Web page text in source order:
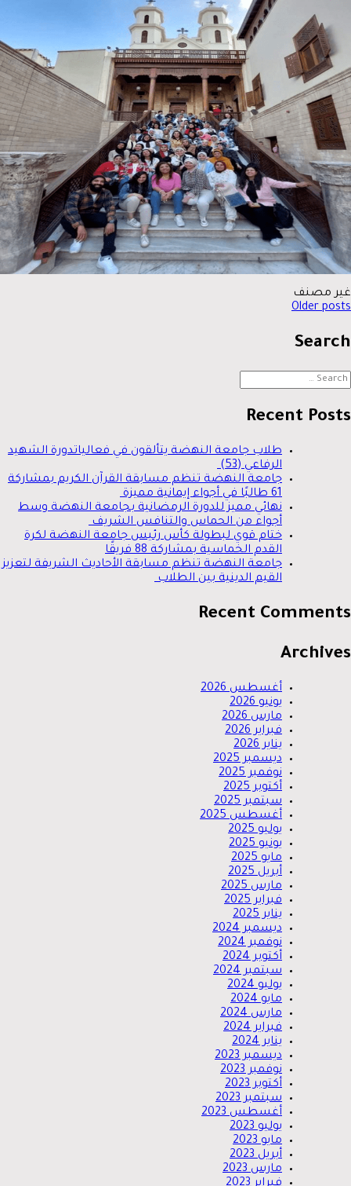
غير مصنف
News
navigation
Older posts
Search
Search
for:
Recent Posts
طلاب جامعة النهضة يتألقون في فعالياتدورة الشهيد
الرفاعي (53)
جامعة النهضة تنظم مسابقة القرآن الكريم بمشاركة
61 طالبًا في أجواء إيمانية مميزة
نهائي مميز للدورة الرمضانية بجامعة النهضة وسط
أجواء من الحماس والتنافس الشريف
ختام قوي لبطولة كأس رئيس جامعة النهضة لكرة
القدم الخماسية بمشاركة 88 فريقًا
جامعة النهضة تنظم مسابقة الأحاديث الشريفة لتعزيز
القيم الدينية بين الطلاب
Recent Comments
Archives
أغسطس 2026
يونيو 2026
مارس 2026
فبراير 2026
يناير 2026
ديسمبر 2025
نوفمبر 2025
أكتوبر 2025
سبتمبر 2025
أغسطس 2025
يوليو 2025
يونيو 2025
مايو 2025
أبريل 2025
مارس 2025
فبراير 2025
يناير 2025
ديسمبر 2024
نوفمبر 2024
أكتوبر 2024
سبتمبر 2024
يوليو 2024
مايو 2024
مارس 2024
فبراير 2024
يناير 2024
ديسمبر 2023
نوفمبر 2023
أكتوبر 2023
سبتمبر 2023
أغسطس 2023
يوليو 2023
مايو 2023
أبريل 2023
مارس 2023